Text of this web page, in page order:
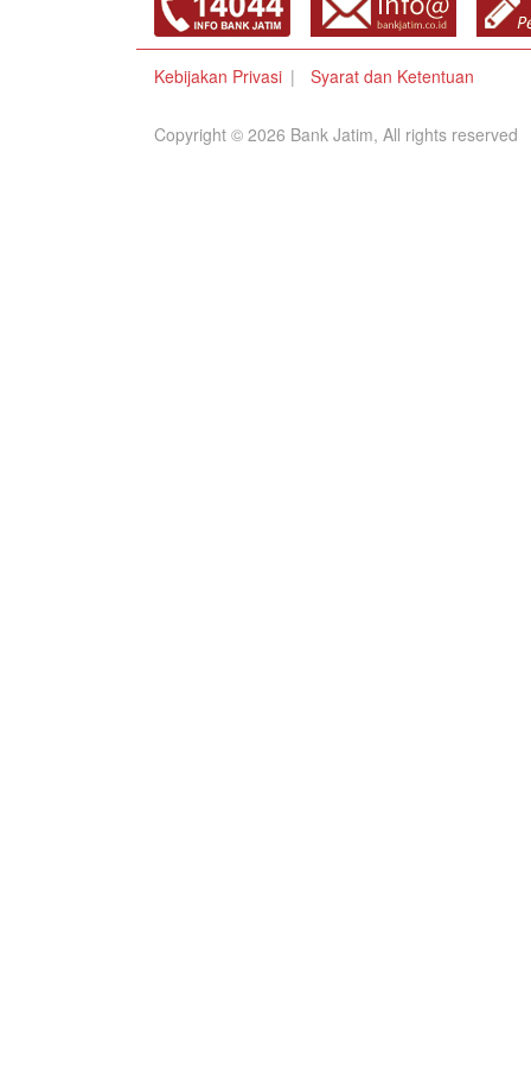
Kebijakan Privasi Syarat dan Ketentuan
Copyright © 2026 Bank Jatim, All rights reserved